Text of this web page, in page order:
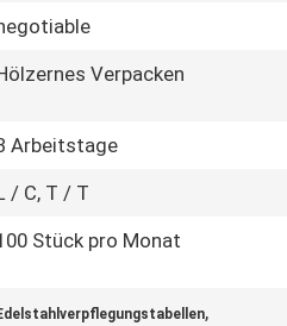
Verpacken
Arbeitstage
/ C, T / T
Stück pro Monat
,